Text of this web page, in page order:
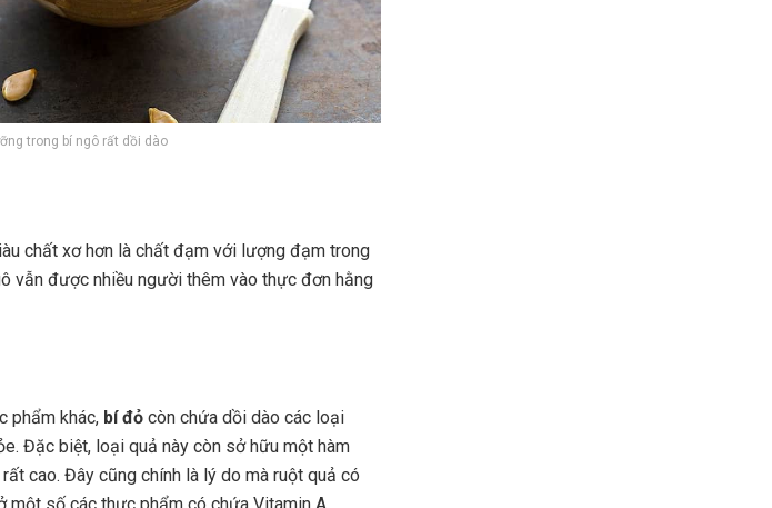
trong bí ngô rất dồi dào
chất xơ hơn là chất đạm với lượng đạm trong
vẫn được nhiều người thêm vào thực đơn hằng
phẩm khác, bí đỏ còn chứa dồi dào các loại
Đặc biệt, loại quả này còn sở hữu một hàm
cao. Đây cũng chính là lý do mà ruột quả có